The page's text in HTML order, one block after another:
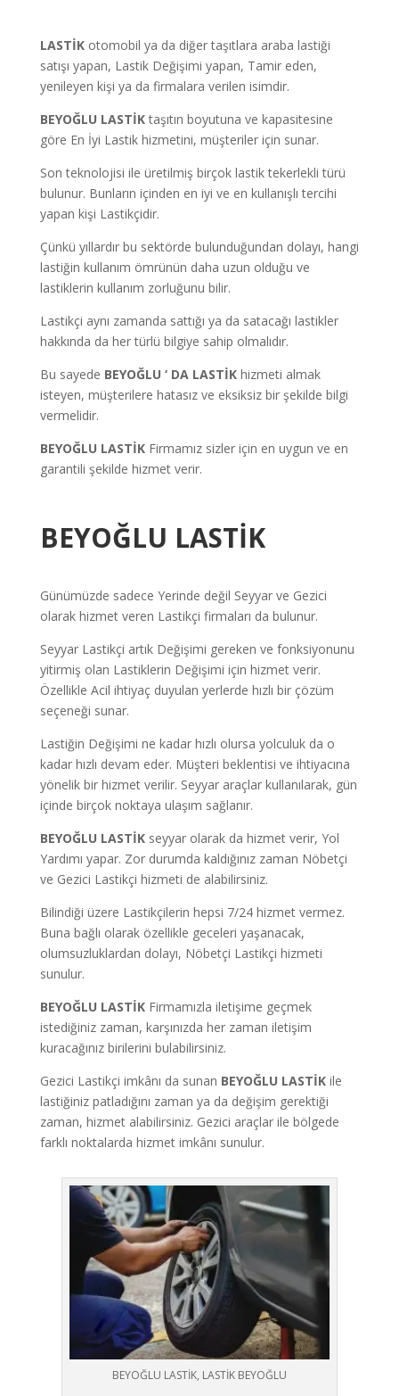
LASTİK otomobil ya da diğer taşıtlara araba lastiği
satışı yapan, Lastik Değişimi yapan, Tamir eden,
yenileyen kişi ya da firmalara verilen isimdir.
BEYOĞLU LASTİKtaşıtın boyutuna ve kapasitesine
göre En İyi Lastik hizmetini, müşteriler için sunar.
Son teknolojisi ile üretilmiş birçok lastik tekerlekli türü
bulunur. Bunların içinden en iyi ve en kullanışlı tercihi
yapan kişi Lastikçidir.
Çünkü yıllardır bu sektörde bulunduğundan dolayı, hangi
lastiğin kullanım ömrünün daha uzun olduğu ve
lastiklerin kullanım zorluğunu bilir.
Lastikçi aynı zamanda sattığı ya da satacağı lastikler
hakkında da her türlü bilgiye sahip olmalıdır.
Bu sayede BEYOĞLU ‘ DA LASTİK hizmeti almak
isteyen, müşterilere hatasız ve eksiksiz bir şekilde bilgi
vermelidir.
BEYOĞLU LASTİK Firmamız sizler için en uygun ve en
garantili şekilde hizmet verir.
BEYOĞLU LASTİK
Günümüzde sadece Yerinde değil Seyyar ve Gezici
olarak hizmet veren Lastikçi firmaları da bulunur.
Seyyar Lastikçi artık Değişimi gereken ve fonksiyonunu
yitirmiş olan Lastiklerin Değişimi için hizmet verir.
Özellikle Acil ihtiyaç duyulan yerlerde hızlı bir çözüm
seçeneği sunar.
Lastiğin Değişimi ne kadar hızlı olursa yolculuk da o
kadar hızlı devam eder. Müşteri beklentisi ve ihtiyacına
yönelik bir hizmet verilir. Seyyar araçlar kullanılarak, gün
içinde birçok noktaya ulaşım sağlanır.
BEYOĞLU LASTİK seyyar olarak da hizmet verir, Yol
Yardımı yapar. Zor durumda kaldığınız zaman Nöbetçi
ve Gezici Lastikçi hizmeti de alabilirsiniz.
Bilindiği üzere Lastikçilerin hepsi 7/24 hizmet vermez.
Buna bağlı olarak özellikle geceleri yaşanacak,
olumsuzluklardan dolayı, Nöbetçi Lastikçi hizmeti
sunulur.
BEYOĞLU LASTİK Firmamızla iletişime geçmek
istediğiniz zaman, karşınızda her zaman iletişim
kuracağınız birilerini bulabilirsiniz.
Gezici Lastikçi imkânı da sunan BEYOĞLU LASTİK ile
lastiğiniz patladığını zaman ya da değişim gerektiği
zaman, hizmet alabilirsiniz. Gezici araçlar ile bölgede
farklı noktalarda hizmet imkânı sunulur.
BEYOĞLU LASTİK, LASTİK BEYOĞLU